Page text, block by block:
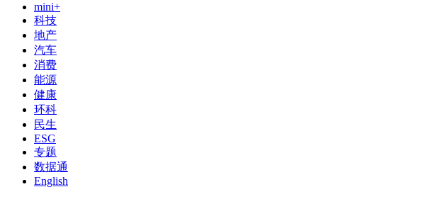
mini+
科技
地产
汽车
消费
能源
健康
环科
民生
ESG
专题
数据通
English